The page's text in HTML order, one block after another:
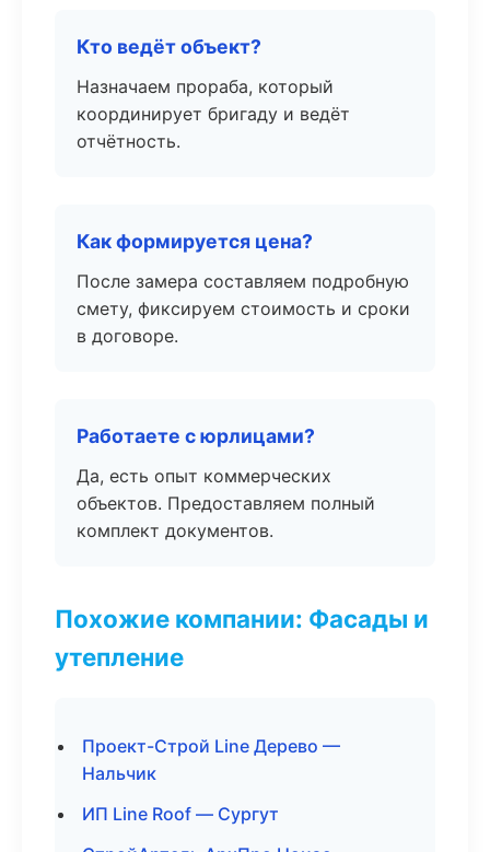
Кто ведёт объект?
Назначаем прораба, который
координирует бригаду и ведёт
отчётность.
Как формируется цена?
После замера составляем подробную
смету, фиксируем стоимость и сроки
в договоре.
Работаете с юрлицами?
Да, есть опыт коммерческих
объектов. Предоставляем полный
комплект документов.
Похожие компании: Фасады и
утепление
Проект-Строй Line Дерево —
Нальчик
ИП Line Roof — Сургут